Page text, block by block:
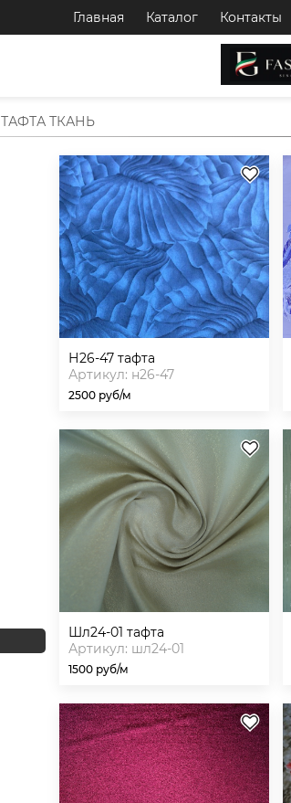
Главная Каталог Контакты
ТАФТА ТКАНЬ
н26-47 тафта
Артикул: н26-47
2500 руб/м
шл24-01 тафта
Артикул: шл24-01
1500 руб/м